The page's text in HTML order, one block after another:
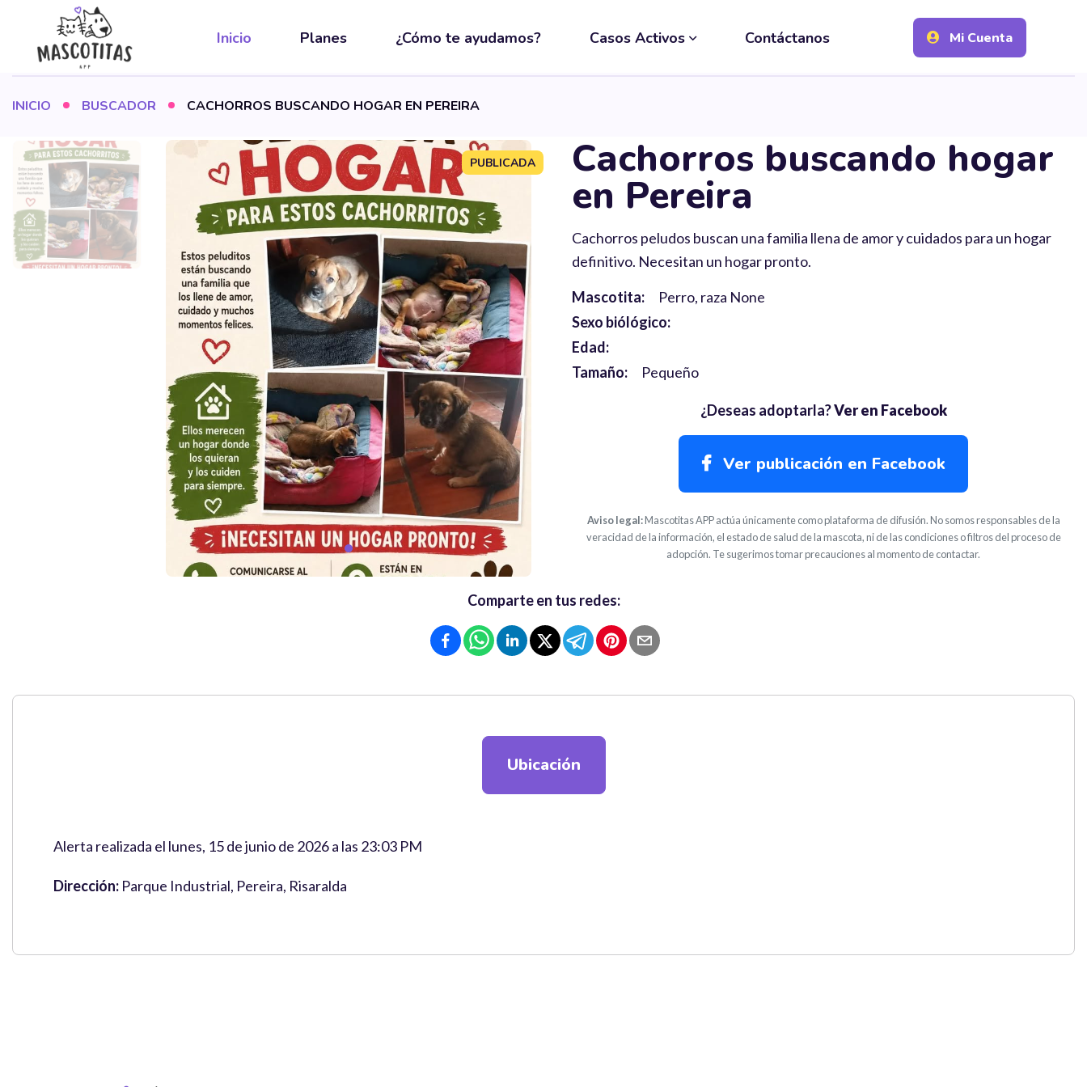
Inicio Planes ¿Cómo te ayudamos? Casos Activos Contáctanos Mi Cuenta
INICIO BUSCADOR CACHORROS BUSCANDO HOGAR EN PEREIRA
PUBLICADA Cachorros buscando hogar
en Pereira
Cachorros peludos buscan una familia llena de amor y cuidados para un hogar
definitivo. Necesitan un hogar pronto.
Mascotita:
Perro, raza None
Sexo biólógico:
Edad:
Tamaño:
Pequeño
¿Deseas adoptarla?Ver en Facebook
Ver publicación en Facebook
Aviso legal:Mascotitas APP actúa únicamente como plataforma de difusión. No somos responsables de la
veracidad de la información, el estado de salud de la mascota, ni de las condiciones o filtros del proceso de
adopción. Te sugerimos tomar precauciones al momento de contactar.
Comparte en tus redes:
Ubicación
Alerta realizada el lunes, 15 de junio de 2026 a las 23:03 PM
Dirección: Parque Industrial, Pereira, Risaralda